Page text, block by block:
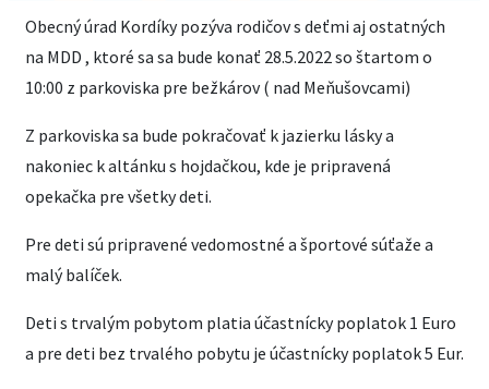
Obecný úrad Kordíky pozýva rodičov s deťmi aj ostatných
na MDD , ktoré sa sa bude konať 28.5.2022 so štartom o
10:00 z parkoviska pre bežkárov ( nad Meňušovcami)
Z parkoviska sa bude pokračovať k jazierku lásky a
nakoniec k altánku s hojdačkou, kde je pripravená
opekačka pre všetky deti.
Pre deti sú pripravené vedomostné a športové súťaže a
malý balíček.
Deti s trvalým pobytom platia účastnícky poplatok 1 Euro
a pre deti bez trvalého pobytu je účastnícky poplatok 5 Eur.